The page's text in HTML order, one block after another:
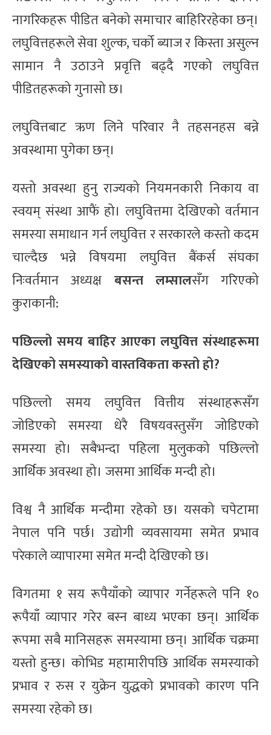
नागरिकहरू पीडित बनेको समाचार बाहिरिरहेका छन्।
लघुवित्तहरूले सेवा शुल्क, चर्को ब्याज र किस्ता असुल्न
सामान नै उठाउने प्रवृत्ति बढ्दै गएको लघुवित्त
पीडितहरूको गुनासो छ।
लघुवित्तबाट ऋण लिने परिवार नै तहसनहस बन्ने
अवस्थामा पुगेका छन्।
यस्तो अवस्था हुनु राज्यको नियमनकारी निकाय वा
स्वयम् संस्था आफैं हो। लघुवित्तमा देखिएको वर्तमान
समस्या समाधान गर्न लघुवित्त र सरकारले कस्तो कदम
चाल्दैछ भन्ने विषयमा लघुवित्त बैंकर्स संघका
निःवर्तमान अध्यक्ष बसन्त लम्सालसँग गरिएको
कुराकानी:
पछिल्लो समय बाहिर आएका लघुवित्त संस्थाहरूमा
देखिएको समस्याको वास्तविकता कस्तो हो?
पछिल्लो समय लघुवित्त वित्तीय संस्थाहरूसँग
जोडिएको समस्या धेरै विषयवस्तुसँग जोडिएको
समस्या हो। सबैभन्दा पहिला मुलुकको पछिल्लो
आर्थिक अवस्था हो। जसमा आर्थिक मन्दी हो।
विश्व नै आर्थिक मन्दीमा रहेको छ। यसको चपेटामा
नेपाल पनि पर्छ। उद्योगी व्यवसायमा समेत प्रभाव
परेकाले व्यापारमा समेत मन्दी देखिएको छ।
विगतमा १ सय रूपैयाँको व्यापार गर्नेहरूले पनि १०
रूपैयाँ व्यापार गरेर बस्न बाध्य भएका छन्। आर्थिक
रूपमा सबै मानिसहरू समस्यामा छन्। आर्थिक चक्रमा
यस्तो हुन्छ। कोभिड महामारीपछि आर्थिक समस्याको
प्रभाव र रुस र युक्रेन युद्धको प्रभावको कारण पनि
समस्या रहेको छ।